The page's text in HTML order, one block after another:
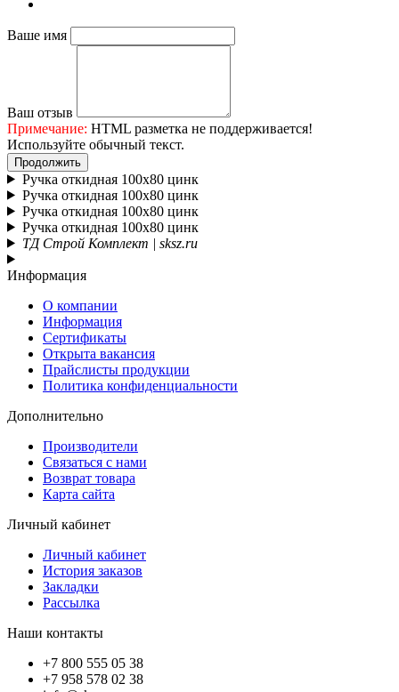
Ваше имя
Ваш отзыв
Примечание: HTML разметка не поддерживается!
Используйте обычный текст.
Продолжить
Ручка откидная 100х80 цинк
Ручка откидная 100х80 цинк
Ручка откидная 100х80 цинк
Ручка откидная 100х80 цинк
ТД Строй Комплект | sksz.ru
Информация
О компании
Информация
Сертификаты
Открыта вакансия
Прайслисты продукции
Политика конфиденциальности
Дополнительно
Производители
Связаться с нами
Возврат товара
Карта сайта
Личный кабинет
Личный кабинет
История заказов
Закладки
Рассылка
Наши контакты
+7 800 555 05 38
+7 958 578 02 38